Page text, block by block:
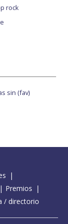
rock
sin (fav)
Premios
/ directorio